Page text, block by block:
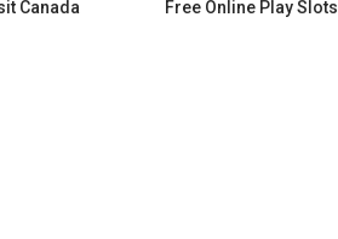
Canada Free Online Play Slots